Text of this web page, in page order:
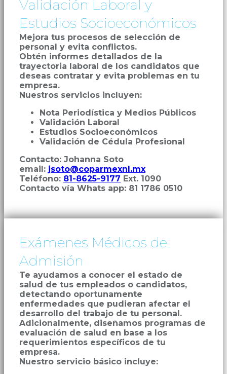
Validación Laboral y
Estudios Socioeconómicos
Mejora tus procesos de selección de
personal y evita conflictos.
Obtén informes detallados de la
trayectoria laboral de los candidatos que
deseas contratar y evita problemas en tu
empresa.
Nuestros servicios incluyen:
Nota Periodística y Medios Públicos
Validación Laboral
Estudios Socioeconómicos
Validación de Cédula Profesional
Contacto: Johanna Soto
email: jsoto@coparmexnl.mx
Teléfono: 81-8625-9177 Ext. 1090
Contacto vía Whats app: 81 1786 0510
Exámenes Médicos de
Admisión
Te ayudamos a conocer el estado de
salud de tus empleados o candidatos,
detectando oportunamente
enfermedades que pudieran afectar el
desarrollo del trabajo de tu personal.
Adicionalmente, diseñamos programas de
evaluación de salud en base a los
requerimientos específicos de tu
empresa.
Nuestro servicio básico incluye: